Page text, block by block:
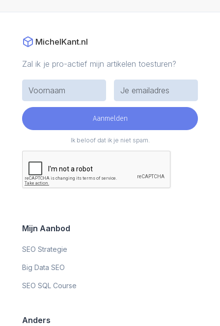
trainee hier ideaal mee voorzien in de onboarding.
MichelKant.nl
Zal ik je pro-actief mijn artikelen toesturen?
Ik beloof dat ik je niet spam.
Mijn Aanbod
SEO Strategie
Big Data SEO
SEO SQL Course
Anders